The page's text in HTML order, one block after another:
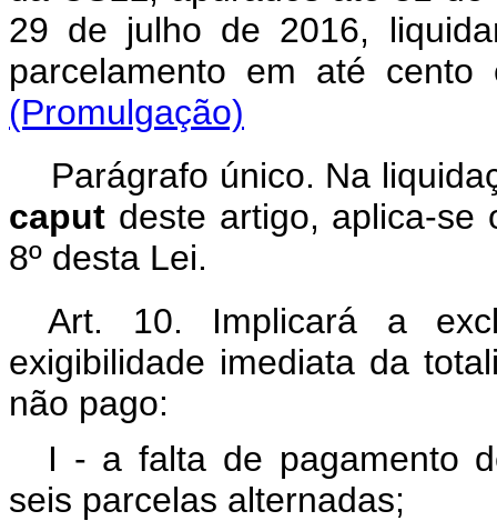
29 de julho de 2016,
parcelamento em até
(Promulgação)
Parágrafo único. Na
caput deste artigo, aplica-se
8º desta Lei.
Art. 10. Implicará a
exigibilidade imediata da
não pago:
I - a falta de pagamento
seis parcelas alternadas;